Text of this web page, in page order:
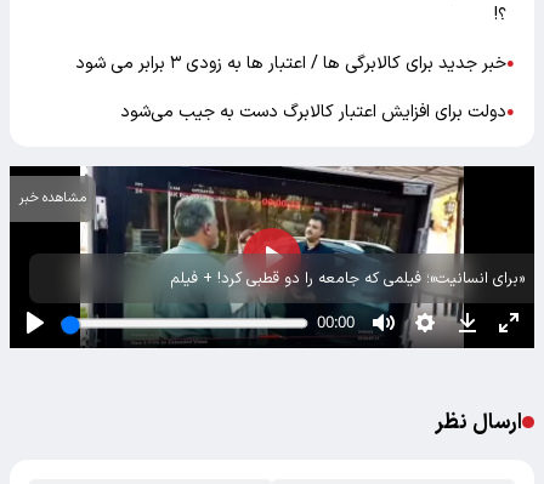
؟!
●خبر جدید برای کالابرگی ها / اعتبار ها به زودی ۳ برابر می شود
●دولت برای افزایش اعتبار کالابرگ دست به جیب می‌شود
«برای انسانیت»؛ فیلمی که جامعه را دو قطبی کرد! + فیلم
مشاهده خبر
ارسال نظر